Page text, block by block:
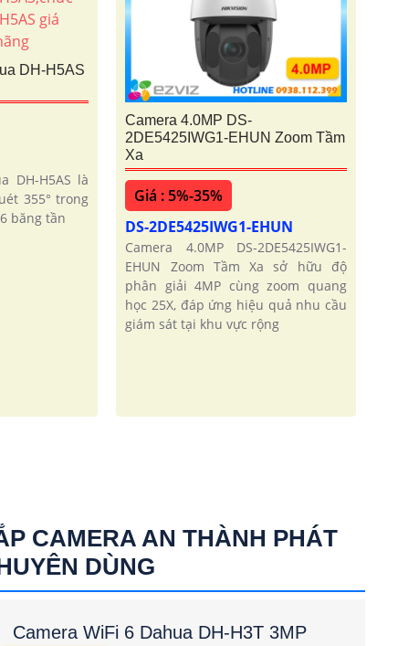
DH-H5AS
DH-H5AS là
355° trong
băng tần
Camera 4.0MP DS-
2DE5425IWG1-EHUN Zoom Tầm
Xa
Giá : 5%-35%
DS-2DE5425IWG1-EHUN
Camera 4.0MP DS-2DE5425IWG1-
EHUN Zoom Tầm Xa sở hữu độ
phân giải 4MP cùng zoom quang
học 25X, đáp ứng hiệu quả nhu cầu
giám sát tại khu vực rộng
CAMERA AN THÀNH PHÁT
DÙNG
Camera WiFi 6 Dahua DH-H3T 3MP